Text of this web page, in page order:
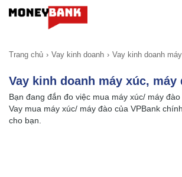
Trang chủ Vay kinh doanh Vay kinh doanh
Vay kinh doanh máy xúc, máy
Bạn đang đắn đo việc mua máy xúc/ máy
Vay mua máy xúc/ máy đào của VPBank
cho bạn.